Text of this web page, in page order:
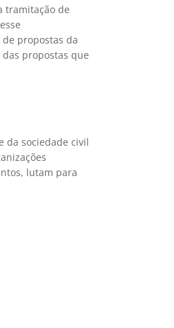
tramitação de
propostas da
propostas que
da sociedade civil
lutam para